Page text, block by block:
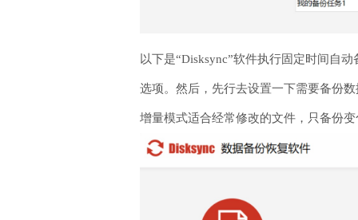
以下是“Disksync”软件执行固定时间自
选项。然后，先行去设置一下需要备份
增量模式适合经常修改的文件，只备份